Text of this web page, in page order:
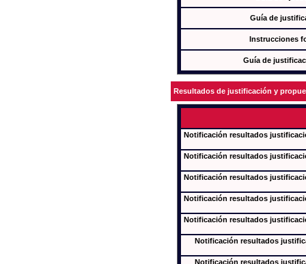
Guía de
Instrucciones
Guía de
Resultados de justificación y
Notificación resultados
Notificación resultados
Notificación resultados
Notificación resultados
Notificación resultados
Notificación resultados
Notificación resultados